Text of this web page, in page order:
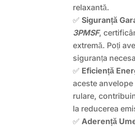
relaxantă.
✅Siguranță
3PMSF,
extremă. Poți
siguranța
✅ Eficiență
aceste
rulare,
la reducerea
✅ Aderență